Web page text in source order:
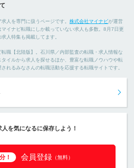
人を専門に扱うページです。 株式会社マイナビが運営
イナビ転職にしか載っていない求人も多数。8月7日更
人特集も掲載してます。
職【北陸版】。石川県／内部監査の転職・求人情報な
イルから求人を探せるほか、豊富な転職ノウハウや転
れるみなさんの転職活動を応援する転職サイトです。
を気になるに保存しよう！
！ 会員登録 （無料）